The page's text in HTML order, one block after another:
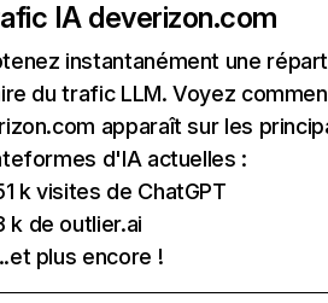
IA deverizon.com
instantanément une
du trafic LLM. Voyez
apparaît sur les
d'IA actuelles :
k visites de ChatGPT
k de outlier.ai
plus encore !